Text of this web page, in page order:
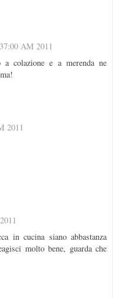
AM 2011
colazione e a merenda ne
2011
in cucina siano abbastanza
molto bene, guarda che